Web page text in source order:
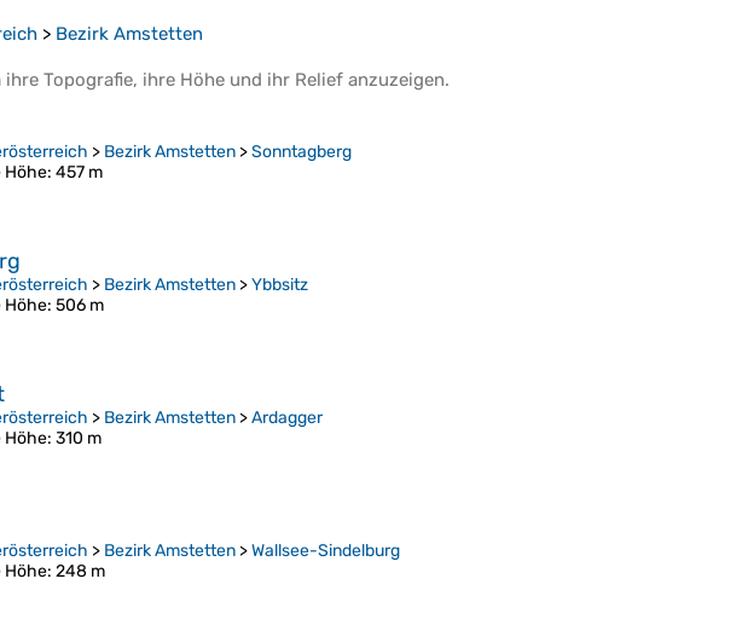
> Bezirk Amstetten
ihre Topografie, ihre Höhe und ihr Relief anzuzeigen.
> Bezirk Amstetten >Sonntagberg
Höhe: 457 m
> Bezirk Amstetten >Ybbsitz
Höhe: 506 m
> Bezirk Amstetten >Ardagger
Höhe: 310 m
> Bezirk Amstetten >Wallsee-Sindelburg
Höhe: 248 m